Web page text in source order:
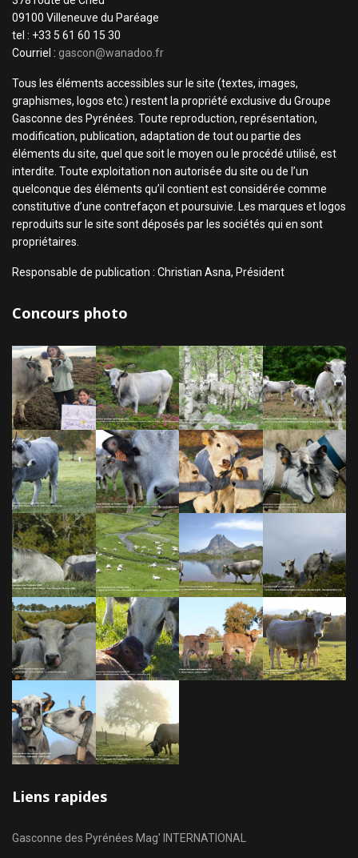
09100 Villeneuve du Paréage
tel : +33 5 61 60 15 30
Courriel : gascon@wanadoo.fr
Tous les éléments accessibles sur le site (textes, images,
graphismes, logos etc.) restent la propriété exclusive du Groupe
Gasconne des Pyrénées. Toute reproduction, représentation,
modification, publication, adaptation de tout ou partie des
éléments du site, quel que soit le moyen ou le procédé utilisé, est
interdite. Toute exploitation non autorisée du site ou de l’un
quelconque des éléments qu’il contient est considérée comme
constitutive d’une contrefaçon et poursuivie. Les marques et logos
reproduits sur le site sont déposés par les sociétés qui en sont
propriétaires.
Responsable de publication : Christian Asna, Président
Concours photo
Liens rapides
Gasconne des Pyrénées Mag' INTERNATIONAL